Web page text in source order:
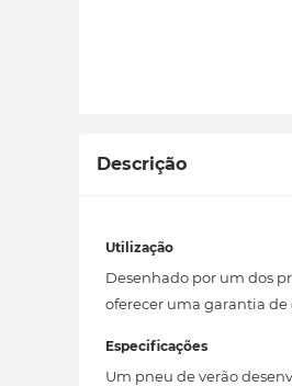
Descrição
Utilização
Desenhado por um dos
oferecer uma garantia de
Especificações
Um pneu de verão